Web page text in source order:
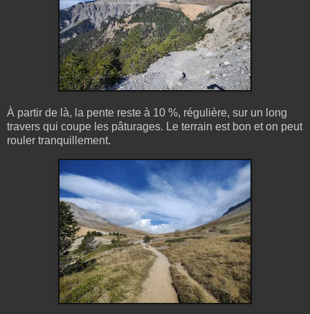
À partir de là, la pente reste à 10 %, régulière, sur un long
travers qui coupe les pâturages. Le terrain est bon et on peut
rouler tranquillement.